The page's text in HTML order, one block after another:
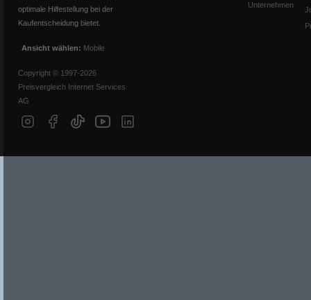
optimale Hilfestellung bei der
Kaufentscheidung bietet.
Ansicht wählen: Mobile
Copyright © 1997-2026
Preisvergleich Internet Services
AG
Unternehmen